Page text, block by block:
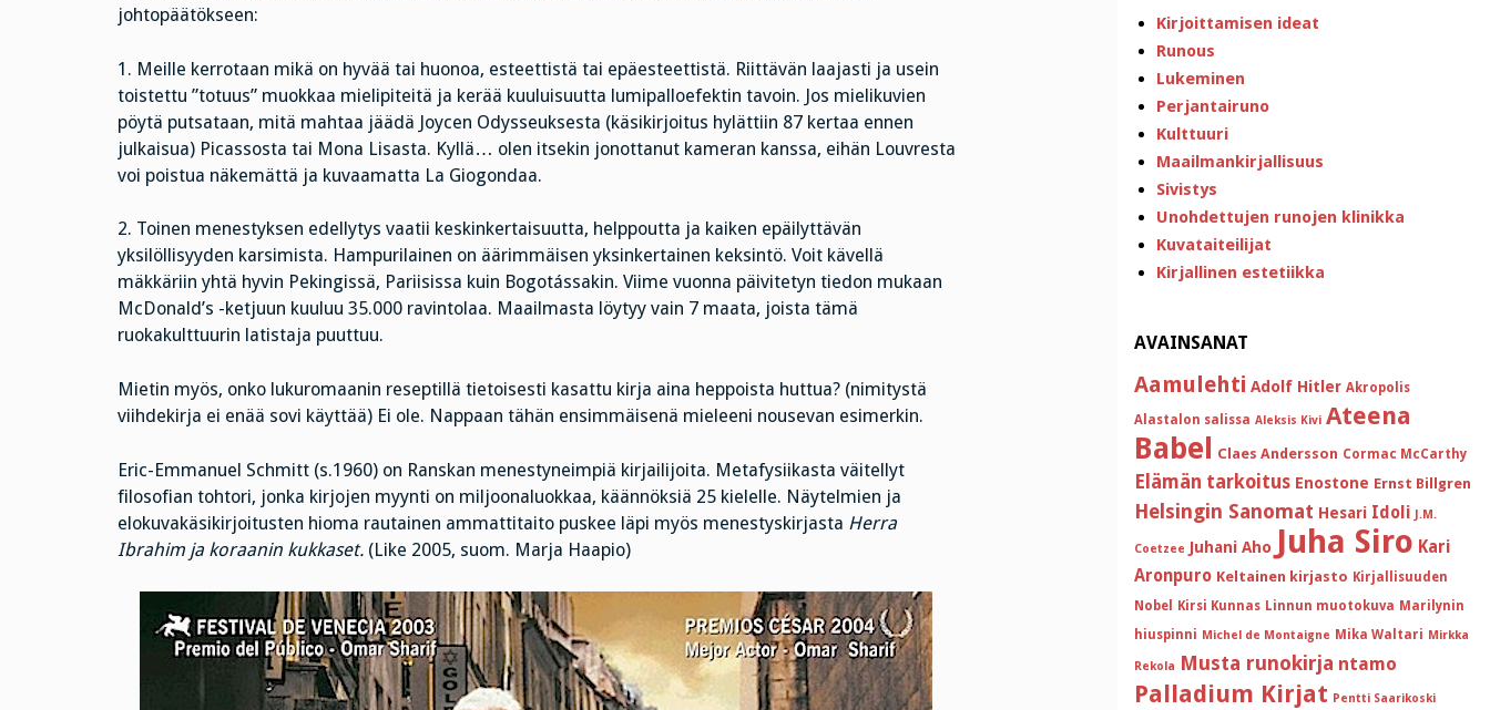
johtopäätökseen:
1. Meille kerrotaan mikä on hyvää tai huonoa, esteettistä tai epäesteettistä. Riittävän laajasti ja usein
toistettu ”totuus” muokkaa mielipiteitä ja kerää kuuluisuutta lumipalloefektin tavoin. Jos mielikuvien
pöytä putsataan, mitä mahtaa jäädä Joycen Odysseuksesta (käsikirjoitus hylättiin 87 kertaa ennen
julkaisua) Picassosta tai Mona Lisasta. Kyllä… olen itsekin jonottanut kameran kanssa, eihän Louvresta
voi poistua näkemättä ja kuvaamatta La Giogondaa.
2. Toinen menestyksen edellytys vaatii keskinkertaisuutta, helppoutta ja kaiken epäilyttävän
yksilöllisyyden karsimista. Hampurilainen on äärimmäisen yksinkertainen keksintö. Voit kävellä
mäkkäriin yhtä hyvin Pekingissä, Pariisissa kuin Bogotássakin. Viime vuonna päivitetyn tiedon mukaan
McDonald’s -ketjuun kuuluu 35.000 ravintolaa. Maailmasta löytyy vain 7 maata, joista tämä
ruokakulttuurin latistaja puuttuu.
Mietin myös, onko lukuromaanin reseptillä tietoisesti kasattu kirja aina heppoista huttua? (nimitystä
viihdekirja ei enää sovi käyttää) Ei ole. Nappaan tähän ensimmäisenä mieleeni nousevan esimerkin.
Eric-Emmanuel Schmitt (s.1960) on Ranskan menestyneimpiä kirjailijoita. Metafysiikasta väitellyt
filosofian tohtori, jonka kirjojen myynti on miljoonaluokkaa, käännöksiä 25 kielelle. Näytelmien ja
elokuvakäsikirjoitusten hioma rautainen ammattitaito puskee läpi myös menestyskirjasta Herra
Ibrahim ja koraanin kukkaset.(Like 2005, suom. Marja Haapio)
Kirjoittamisen ideat
Runous
Lukeminen
Perjantairuno
Kulttuuri
Maailmankirjallisuus
Sivistys
Unohdettujen runojen klinikka
Kuvataiteilijat
Kirjallinen estetiikka
AVAINSANAT
Aamulehti Adolf Hitler Akropolis
Alastalon salissa Aleksis Kivi Ateena
Babel Claes Andersson Cormac McCarthy
Elämän tarkoitus Enostone Ernst Billgren
Helsingin Sanomat Hesari Idoli J.M.
Coetzee Juhani Aho Juha Siro Kari
Aronpuro Keltainen kirjasto Kirjallisuuden
Nobel
Kirsi Kunnas Linnun muotokuva Marilynin
hiuspinni Michel de Montaigne Mika Waltari Mirkka
Rekola Musta runokirja ntamo
Palladium Kirjat Pentti Saarikoski